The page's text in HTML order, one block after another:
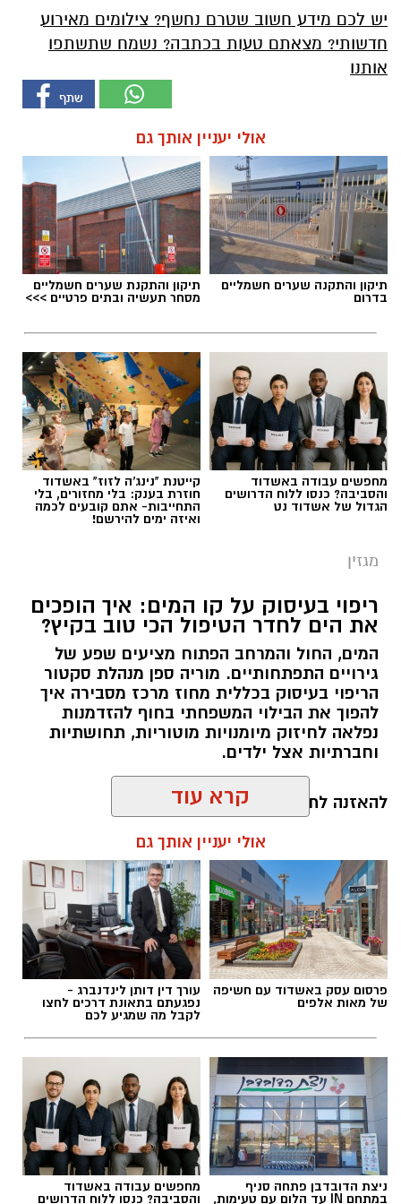
יש לכם מידע חשוב שטרם נחשף? צילומים מאירוע
חדשותי? מצאתם טעות בכתבה? נשמח שתשתפו
אותנו
אולי יעניין אותך גם
תיקון והתקנה שערים חשמליים
בדרום
תיקון והתקנת שערים חשמליים
מסחר תעשיה ובתים פרטיים >>>
מחפשים עבודה באשדוד
והסביבה? כנסו ללוח הדרושים
הגדול של אשדוד נט
קייטנת "נינג'ה לזוז" באשדוד
חוזרת בענק: בלי מחזורים, בלי
התחייבות- אתם קובעים לכמה
ואיזה ימים להירשם!
מגזין
ריפוי בעיסוק על קו המים: איך הופכים
את הים לחדר הטיפול הכי טוב בקיץ?
המים, החול והמרחב הפתוח מציעים שפע של
גירויים התפתחותיים. מוריה ספן מנהלת סקטור
הריפוי בעיסוק בכללית מחוז מרכז מסבירה איך
להפוך את הבילוי המשפחתי בחוף להזדמנות
נפלאה לחיזוק מיומנויות מוטוריות, תחושתיות
וחברתיות אצל ילדים.
להאזנה לתוכן:
אלדה נתנאל / 10:26 26.07.26
תגים:ריפוי בעיסוק על קו המים
קרא עוד
אולי יעניין אותך גם
פרסום עסק באשדוד עם חשיפה
של מאות אלפים
עורך דין דותן לינדנברג -
נפגעתם בתאונת דרכים לחצו
לקבל מה שמגיע לכם
ניצת הדובדבן פתחה סניף
במתחם IN עד הלום עם טעימות,
מחפשים עבודה באשדוד
והסביבה? כנסו ללוח הדרושים